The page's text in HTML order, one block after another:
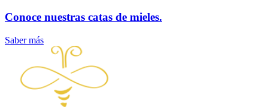
Conoce nuestras catas de mieles.
Saber más